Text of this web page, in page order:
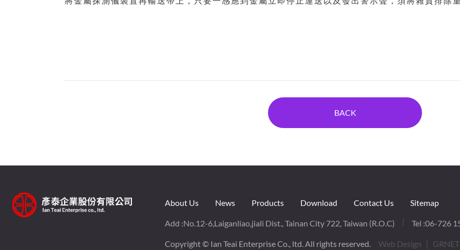
BACK
About Us News Products Download Contact Us Sitemap
Add :No.12-6,Laiganliao,jiali Dist., Tainan City 722, Taiwan (R.O.C) Tel :06-726
Copyright © Ian Teai Enterprise Co., ltd. All rights reserved. Web Design ｜ GRNET